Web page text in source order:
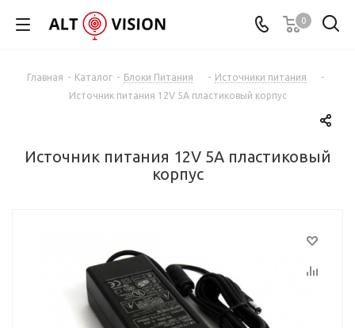
0
Главная - Каталог - Блоки Питания - Источники питания
-
Источник питания 12V 5A пластиковый корпус
Источник питания 12V 5A пластиковый
корпус